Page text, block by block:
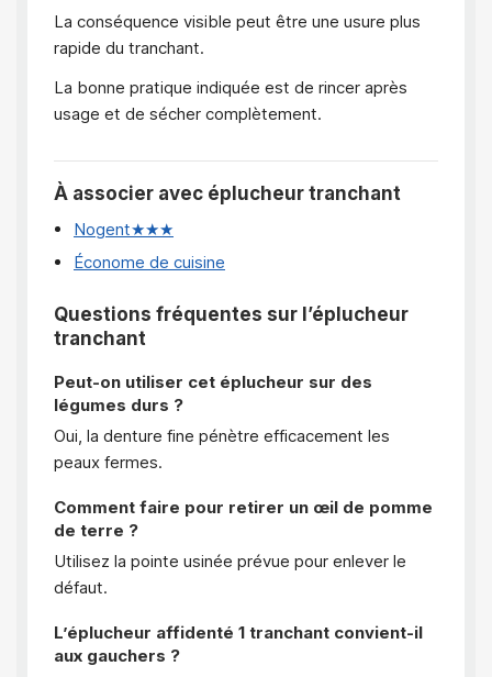
La conséquence visible peut être une usure plus
rapide du tranchant.
La bonne pratique indiquée est de rincer après
usage et de sécher complètement.
À associer avec éplucheur tranchant
Nogent★★★
Économe de cuisine
Questions fréquentes sur l’éplucheur
tranchant
Peut-on utiliser cet éplucheur sur des
légumes durs ?
Oui, la denture fine pénètre efficacement les
peaux fermes.
Comment faire pour retirer un œil de pomme
de terre ?
Utilisez la pointe usinée prévue pour enlever le
défaut.
L’éplucheur affidenté 1 tranchant convient-il
aux gauchers ?